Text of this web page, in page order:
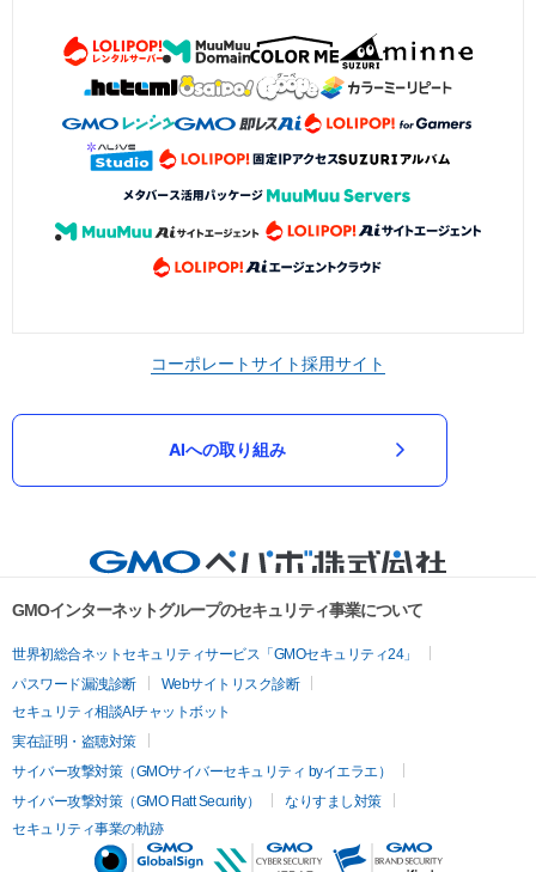
コーポレートサイト採用サイト
AIへの取り組み
GMOインターネットグループのセキュリティ事業について
世界初総合ネットセキュリティサービス「GMOセキュリティ24」
パスワード漏洩診断
Webサイトリスク診断
セキュリティ相談AIチャットボット
実在証明・盗聴対策
サイバー攻撃対策（GMOサイバーセキュリティ byイエラエ）
サイバー攻撃対策（GMO Flatt Security）
なりすまし対策
セキュリティ事業の軌跡